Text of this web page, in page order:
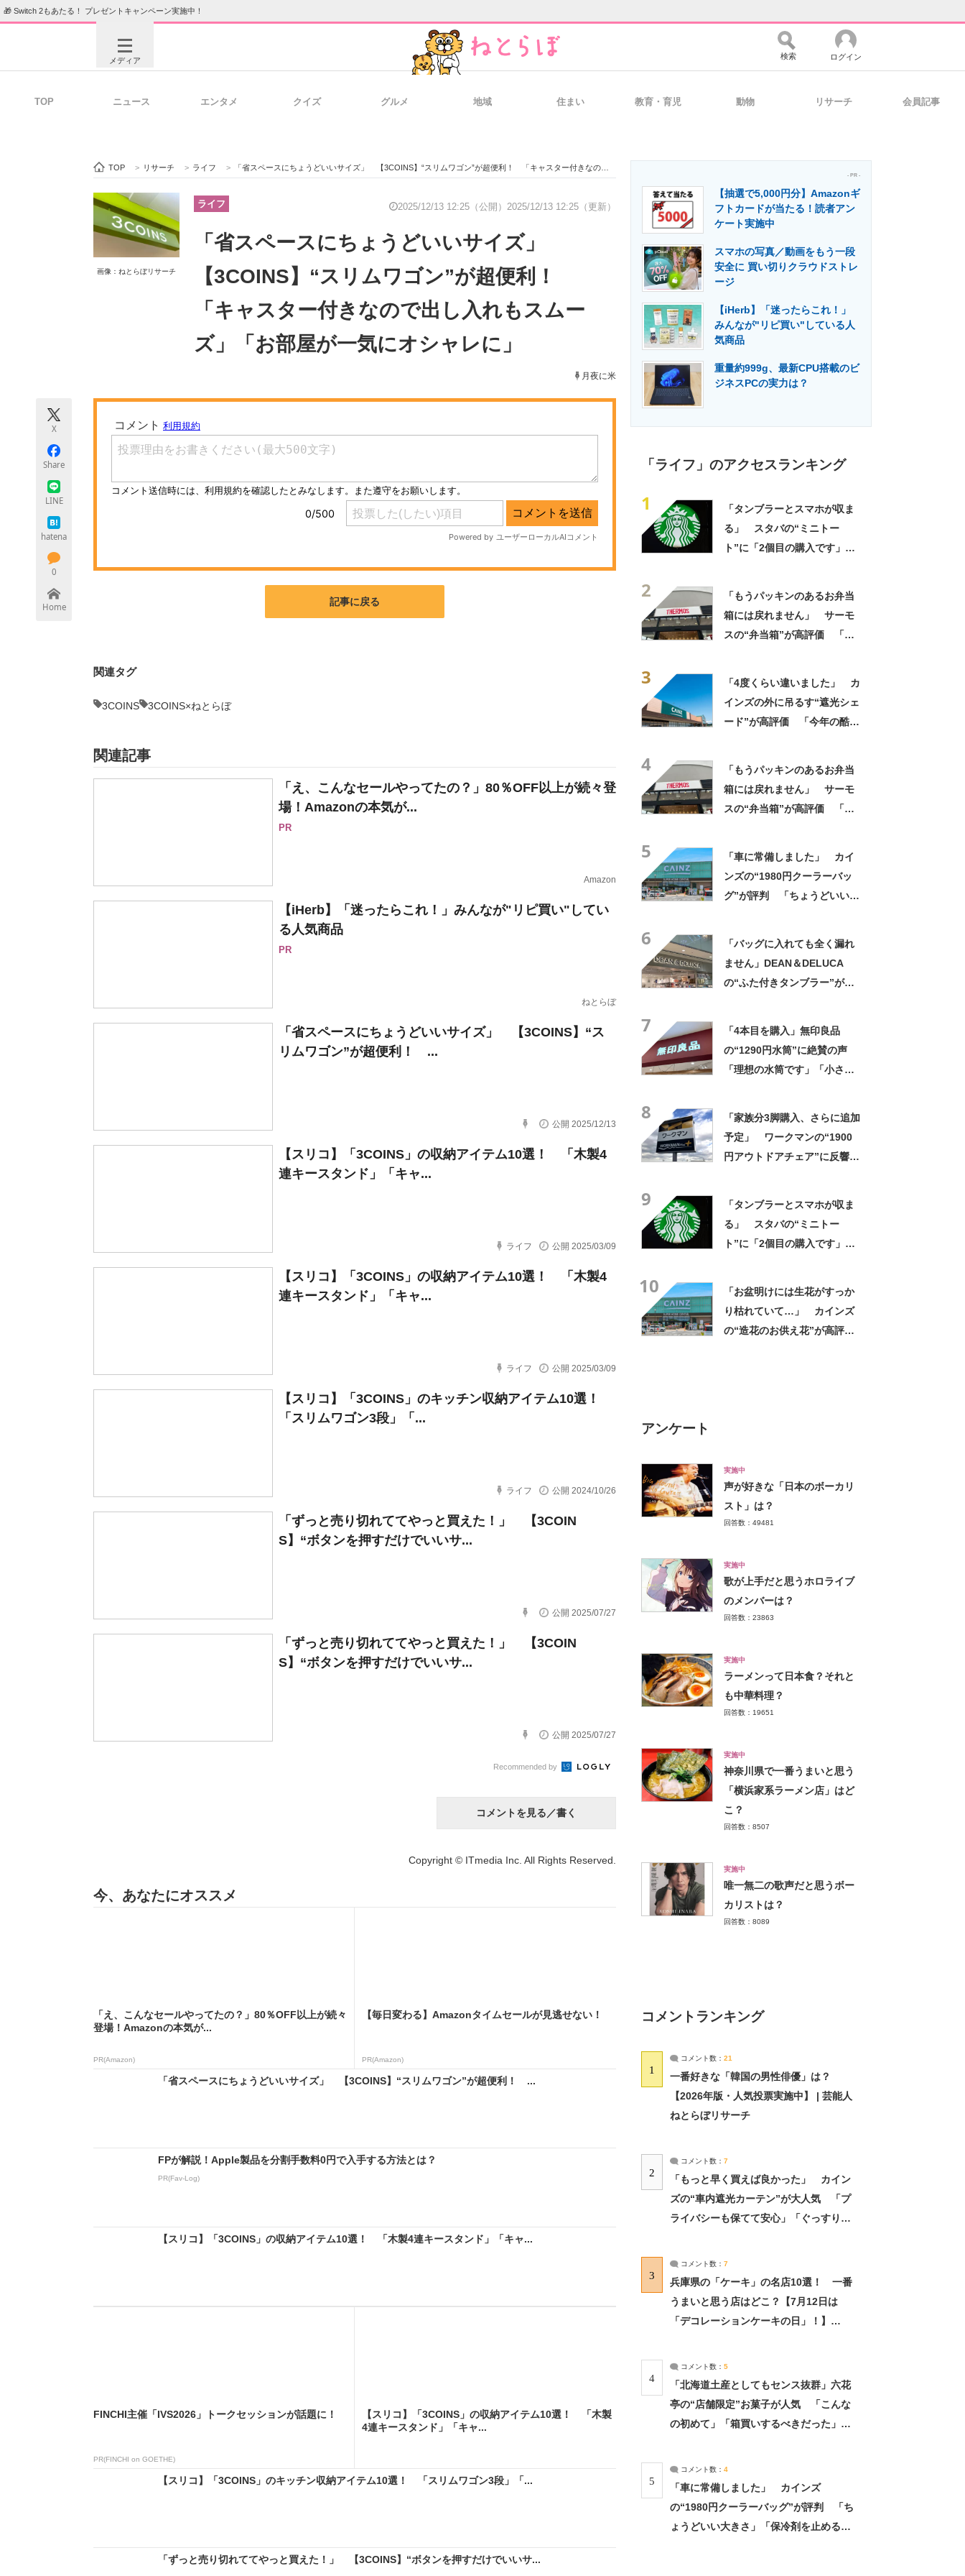
🎁 Switch 2もあたる！ プレゼントキャンペーン実施中！
メディア
ビジネスと働き方のヒント 経営リーダーのコミュニティ マーケ×ITの今がよく分かる
ITエンジニア向け専門サイト 企業向けIT製品の総合サイト IT製品の技術・比較・事例 製造業のIT導入・活用を支援
モノづくり技術者専門サイト エレクトロニクス専門サイト エネルギーの専門メディア 建設×テクノロジーの最前線
ちょっと気になるネットの話題
検索 ログイン
TOP ニュース エンタメ クイズ グルメ 地域 住まい 教育・育児 動物 リサーチ 会員記事
TOP > リサーチ > ライフ > 「省スペースにちょうどいいサイズ」 【3COINS】“スリムワゴン”が超便利！ 「キャスター付きなので出し入れもスムーズ」「お部屋が一気にオシャレに」
画像：ねとらぼリサーチ
ライフ 2025/12/13 12:25（公開） 2025/12/13 12:25（更新）
「省スペースにちょうどいいサイズ」
【3COINS】“スリムワゴン”が超便利！
「キャスター付きなので出し入れもスムー
ズ」「お部屋が一気にオシャレに」
月夜に米
X
Share
LINE
hatena
0
Home 記事に戻る
関連タグ
3COINS 3COINS×ねとらぼ
関連記事
「え、こんなセールやってたの？」80％OFF以上が続々登
場！Amazonの本気が...
PR
Amazon
【iHerb】「迷ったらこれ！」みんなが"リピ買い"してい
る人気商品
PR
ねとらぼ
「省スペースにちょうどいいサイズ」 【3COINS】“ス
リムワゴン”が超便利！ ...
公開 2025/12/13
【スリコ】「3COINS」の収納アイテム10選！ 「木製4
連キースタンド」「キャ...
ライフ 公開 2025/03/09
【スリコ】「3COINS」の収納アイテム10選！ 「木製4
連キースタンド」「キャ...
ライフ 公開 2025/03/09
【スリコ】「3COINS」のキッチン収納アイテム10選！
「スリムワゴン3段」「...
ライフ 公開 2024/10/26
「ずっと売り切れててやっと買えた！」 【3COIN
S】“ボタンを押すだけでいいサ...
公開 2025/07/27
「ずっと売り切れててやっと買えた！」 【3COIN
S】“ボタンを押すだけでいいサ...
公開 2025/07/27
Recommended by
コメントを見る／書く
Copyright © ITmedia Inc. All Rights Reserved.
今、あなたにオススメ
「え、こんなセールやってたの？」80％OFF以上が続々
登場！Amazonの本気が...
PR(Amazon)
【毎日変わる】Amazonタイムセールが見逃せない！
PR(Amazon)
「省スペースにちょうどいいサイズ」 【3COINS】“スリムワゴン”が超便利！ ...
FPが解説！Apple製品を分割手数料0円で入手する方法とは？
PR(Fav-Log)
【スリコ】「3COINS」の収納アイテム10選！ 「木製4連キースタンド」「キャ...
FINCHI主催「IVS2026」トークセッションが話題に！
PR(FINCHI on GOETHE)
【スリコ】「3COINS」の収納アイテム10選！ 「木製
4連キースタンド」「キャ...
【スリコ】「3COINS」のキッチン収納アイテム10選！ 「スリムワゴン3段」「...
「ずっと売り切れててやっと買えた！」 【3COINS】“ボタンを押すだけでいいサ...
- PR -
【抽選で5,000円分】Amazonギ
フトカードが当たる！読者アン
ケート実施中
スマホの写真／動画をもう一段
安全に 買い切りクラウドストレ
ージ
【iHerb】「迷ったらこれ！」
みんなが"リピ買い"している人
気商品
重量約999g、最新CPU搭載のビ
ジネスPCの実力は？
「ライフ」のアクセスランキング
1
「タンブラーとスマホが収ま
る」 スタバの“ミニトー
ト”に「2個目の購入です」
2
「もうパッキンのあるお弁当
箱には戻れません」 サーモ
スの“弁当箱”が高評価 「想
3
「4度くらい違いました」 カ
インズの外に吊るす“遮光シェ
ード”が高評価 「今年の酷暑
4
「もうパッキンのあるお弁当
箱には戻れません」 サーモ
スの“弁当箱”が高評価 「想
5
「車に常備しました」 カイ
ンズの“1980円クーラーバッ
グ”が評判 「ちょうどいい大
6
「バッグに入れても全く漏れ
ません」DEAN＆DELUCA
の“ふた付きタンブラー”が高
7
「4本目を購入」無印良品
の“1290円水筒”に絶賛の声
「理想の水筒です」「小さす
8
「家族分3脚購入、さらに追加
予定」 ワークマンの“1900
円アウトドアチェア”に反響
9
「タンブラーとスマホが収ま
る」 スタバの“ミニトー
ト”に「2個目の購入です」
10
「お盆明けには生花がすっか
り枯れていて…」 カインズ
の“造花のお供え花”が高評
アンケート
実施中
声が好きな「日本のボーカリ
スト」は？
回答数：49481
実施中
歌が上手だと思うホロライブ
のメンバーは？
回答数：23863
実施中
ラーメンって日本食？それと
も中華料理？
回答数：19651
実施中
神奈川県で一番うまいと思う
「横浜家系ラーメン店」はど
こ？
回答数：8507
実施中
唯一無二の歌声だと思うボー
カリストは？
回答数：8089
コメントランキング
1
コメント数： 21
一番好きな「韓国の男性俳優」は？
【2026年版・人気投票実施中】 | 芸能人
ねとらぼリサーチ
2
コメント数： 7
「もっと早く買えば良かった」 カイン
ズの“車内遮光カーテン”が大人気 「プ
ライバシーも保てて安心」「ぐっすり眠
3
コメント数： 7
兵庫県の「ケーキ」の名店10選！ 一番
うまいと思う店はどこ？【7月12日は
「デコレーションケーキの日」！】
4
コメント数： 5
「北海道土産としてもセンス抜群」六花
亭の“店舗限定”お菓子が人気 「こんな
の初めて」「箱買いするべきだった」
5
コメント数： 4
「車に常備しました」 カインズ
の“1980円クーラーバッグ”が評判 「ち
ょうどいい大きさ」「保冷剤を止めるベ